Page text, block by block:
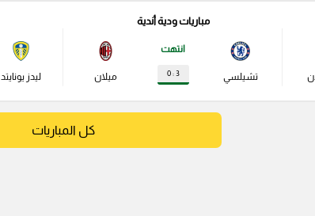
مباريات ودية أندية
تشيلسي
انتهت
3 : 0 ميلان ليدز يونايتد
كل المباريات